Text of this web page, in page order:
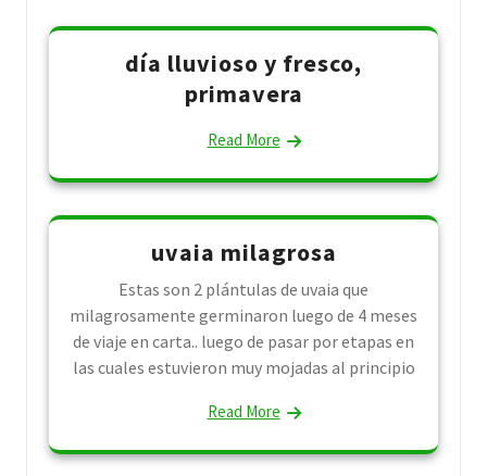
día lluvioso y fresco,
primavera
Read More
uvaia milagrosa
Estas son 2 plántulas de uvaia que
milagrosamente germinaron luego de 4 meses
de viaje en carta.. luego de pasar por etapas en
las cuales estuvieron muy mojadas al principio
Read More